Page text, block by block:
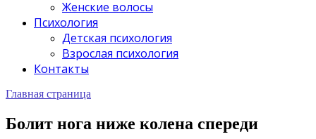
Женские волосы
Психология
Детская психология
Взрослая психология
Контакты
Главная страница
Болит нога ниже колена спереди